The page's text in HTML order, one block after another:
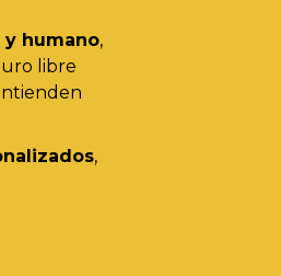
humano,
libre
,